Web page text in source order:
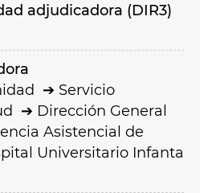
adjudicadora (DIR3)
Servicio
Dirección General
Asistencial de
Universitario Infanta